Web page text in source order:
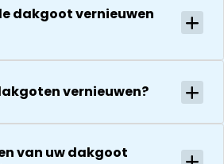
zijn
droog!!! Dus
zeker een 5
sterren review
waard door
vervolgens
conform
afspraak en
onverwachte
zaken die ze
vakkundig
dakgoot vernieuwen
vernieuwen?
van uw dakgoot